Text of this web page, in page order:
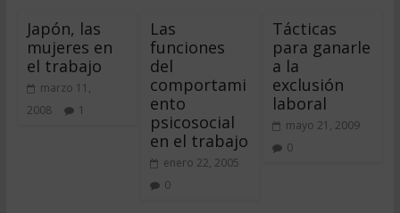
Japón, las
mujeres en
el trabajo
marzo 11,
2008
1
Las
funciones
del
comportami
ento
psicosocial
en el trabajo
enero 22, 2005
0
Tácticas
para ganarle
a la
exclusión
laboral
mayo 21, 2009
0